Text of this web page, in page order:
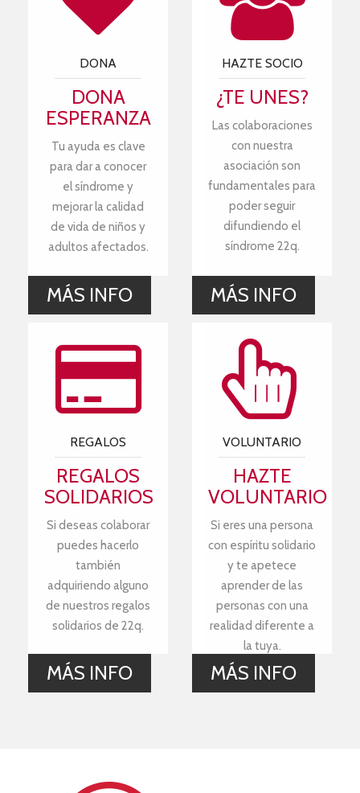
DONA
DONA
ESPERANZA
Tu ayuda es clave
para dar a conocer
el síndrome y
mejorar la calidad
de vida de niños y
adultos afectados.
MÁS INFO
HAZTE SOCIO
¿TE UNES?
Las colaboraciones
con nuestra
asociación son
fundamentales para
poder seguir
difundiendo el
síndrome 22q.
MÁS INFO
REGALOS
REGALOS
SOLIDARIOS
Si deseas colaborar
puedes hacerlo
también
adquiriendo alguno
de nuestros regalos
solidarios de 22q.
MÁS INFO
VOLUNTARIO
HAZTE
VOLUNTARIO
Si eres una persona
con espíritu solidario
y te apetece
aprender de las
personas con una
realidad diferente a
la tuya.
MÁS INFO